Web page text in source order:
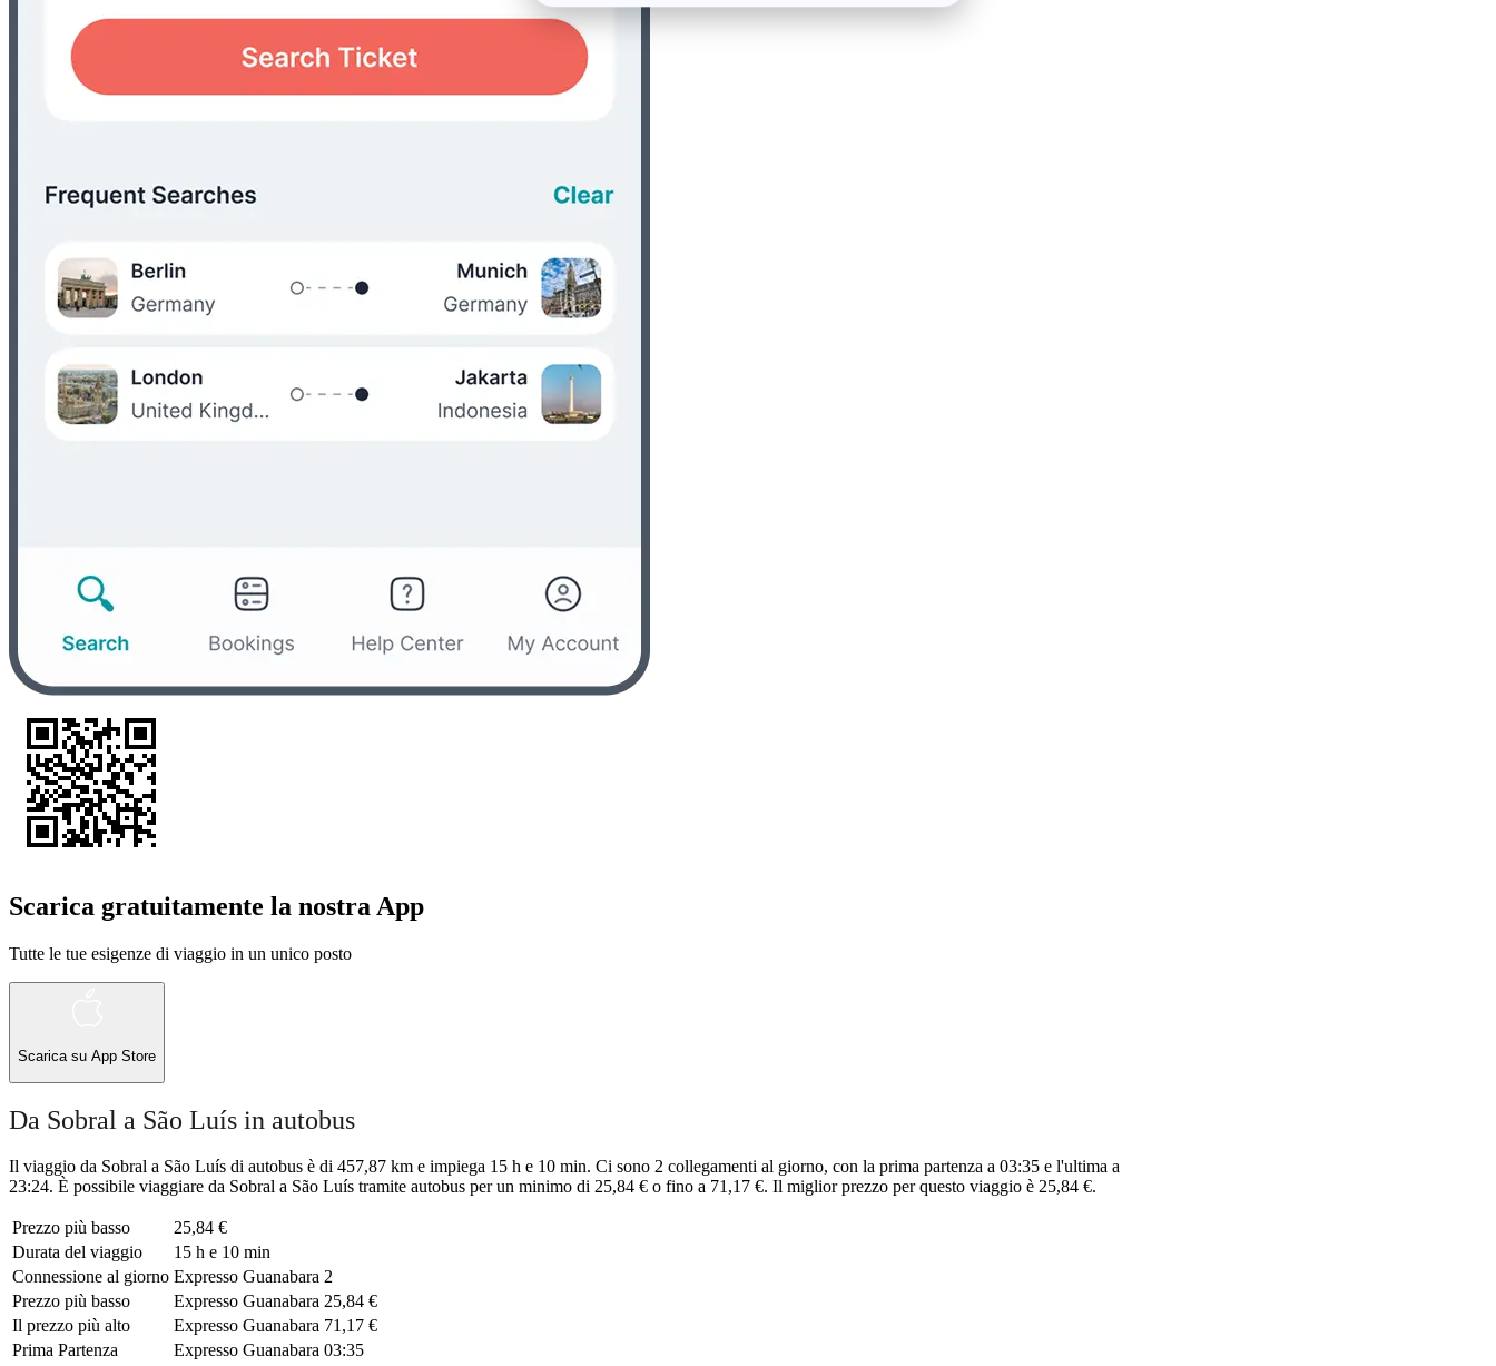
Scarica gratuitamente la nostra App
Tutte le tue esigenze di viaggio in un unico posto
Scarica su App Store
Da Sobral a São Luís in autobus
Il viaggio da Sobral a São Luís di autobus è di 457,87 km e impiega 15 h e 10 min. Ci sono 2 collegamenti al giorno, con la prima partenza a 03:35 e l'ultima a
23:24. È possibile viaggiare da Sobral a São Luís tramite autobus per un minimo di 25,84 € o fino a 71,17 €. Il miglior prezzo per questo viaggio è 25,84 €.
Prezzo più basso
25,84 €
Durata del viaggio
15 h e 10 min
Connessione al giorno Expresso Guanabara 2
Prezzo più basso
Expresso Guanabara 25,84 €
Il prezzo più alto
Expresso Guanabara 71,17 €
Prima Partenza
Expresso Guanabara 03:35